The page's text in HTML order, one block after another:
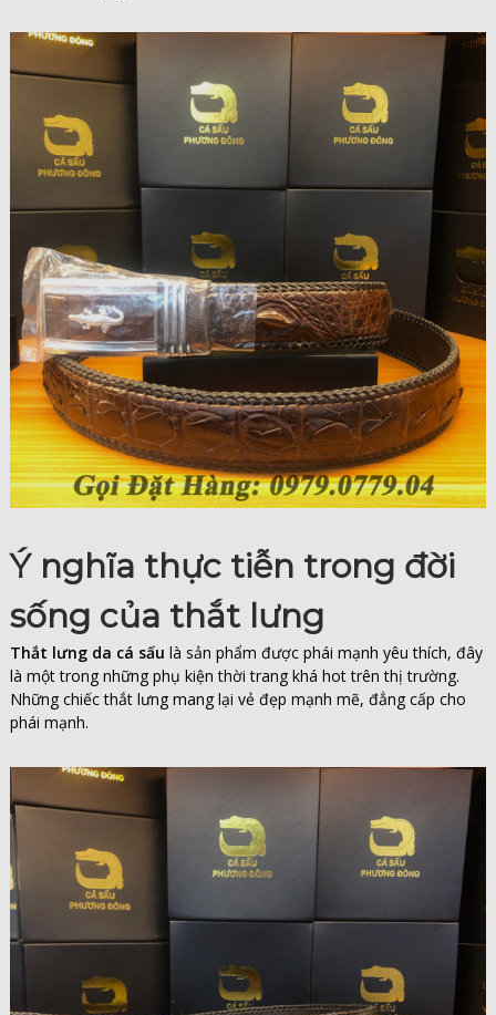
Ý nghĩa thực tiễn trong đời
sống của thắt lưng
Thắt lưng da cá sấu là sản phẩm được phái mạnh yêu thích, đây
là một trong những phụ kiện thời trang khá hot trên thị trường.
Những chiếc thắt lưng mang lại vẻ đẹp mạnh mẽ, đẳng cấp cho
phái mạnh.